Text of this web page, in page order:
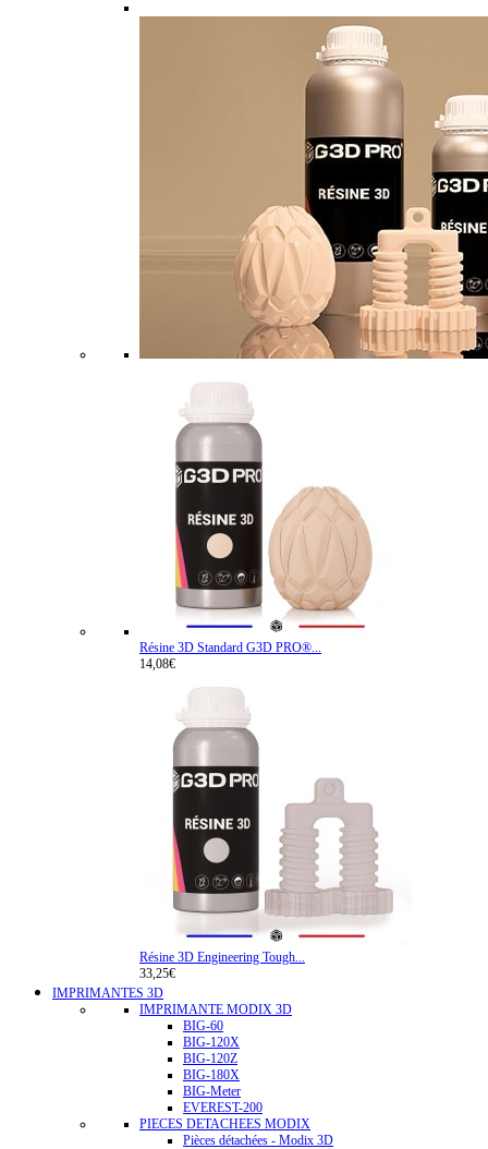
Résine 3D Standard G3D PRO®...
14,08€
Résine 3D Engineering Tough...
33,25€
IMPRIMANTES 3D
IMPRIMANTE MODIX 3D
BIG-60
BIG-120X
BIG-120Z
BIG-180X
BIG-Meter
EVEREST-200
PIECES DETACHEES MODIX
Pièces détachées - Modix 3D